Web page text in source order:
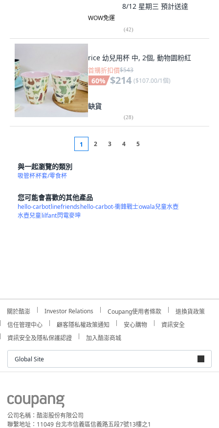
8/12 星期三 預計送達
WOW免運
(42)
rice 幼兒用杯 中, 2個, 動物園粉紅
首購折扣價$543
60% $214 ($107.00/1個)
缺貨
(28)
1 2 3 4 5
與一起瀏覽的類別
吸管杯杯套/零食杯
您可能會喜歡的其他產品
hello-carbotlinefriendshello-carbot-衝鋒戰士owala兒童水壺
水壺兒童lilfant閃電麥坤
關於酷澎 Investor Relations Coupang使用者條款
退換貨政策
信任管理中心
顧客隱私權政策通知 安心購物
資訊安全
資訊安全及隱私保護認證
加入酷澎商城
Global Site
公司名稱：酷澎股份有限公司
聯繫地址：11049 台北市信義區信義路五段7號13樓之1